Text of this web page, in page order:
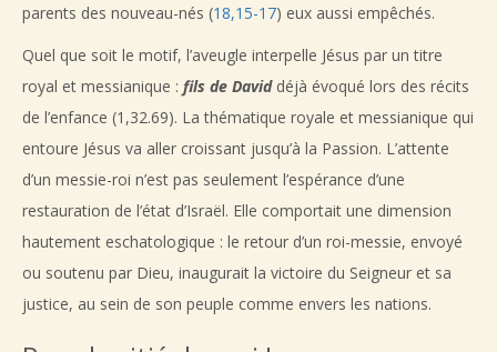
parents des nouveau-nés (18,15-17) eux aussi empêchés.
Quel que soit le motif, l’aveugle interpelle Jésus par un titre
royal et messianique : fils de David déjà évoqué lors des récits
de l’enfance (1,32.69). La thématique royale et messianique qui
entoure Jésus va aller croissant jusqu’à la Passion. L’attente
d’un messie-roi n’est pas seulement l’espérance d’une
restauration de l’état d’Israël. Elle comportait une dimension
hautement eschatologique : le retour d’un roi-messie, envoyé
ou soutenu par Dieu, inaugurait la victoire du Seigneur et sa
justice, au sein de son peuple comme envers les nations.